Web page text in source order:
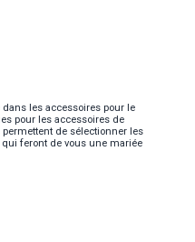
les accessoires pour le
pour les accessoires de
de sélectionner les
feront de vous une mariée